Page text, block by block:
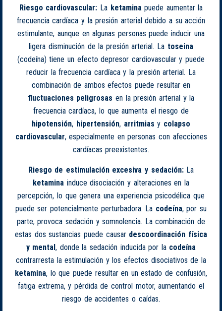
Riesgo cardiovascular: La ketaminapuede aumentar la
frecuencia cardíaca y la presión arterial debido a su acción
estimulante, aunque en algunas personas puede inducir una
ligera disminución de la presión arterial. La toseina
(codeína) tiene un efecto depresor cardiovascular y puede
reducir la frecuencia cardíaca y la presión arterial. La
combinación de ambos efectos puede resultar en
fluctuaciones peligrosas en la presión arterial y la
frecuencia cardíaca, lo que aumenta el riesgo de
hipotensión, hipertensión, arritmias y colapso
cardiovascular, especialmente en personas con afecciones
cardíacas preexistentes.
Riesgo de estimulación excesiva y sedación:La
ketamina induce disociación y alteraciones en la
percepción, lo que genera una experiencia psicodélica que
puede ser potencialmente perturbadora. La codeína, por su
parte, provoca sedación y somnolencia. La combinación de
estas dos sustancias puede causar descoordinación física
y mental, donde la sedación inducida por la codeína
contrarresta la estimulación y los efectos disociativos de la
ketamina, lo que puede resultar en un estado de confusión,
fatiga extrema, y pérdida de control motor, aumentando el
riesgo de accidentes o caídas.